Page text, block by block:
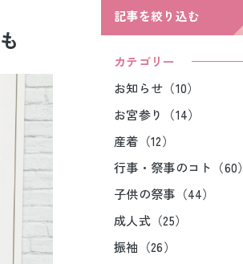
記事を絞り込む
カテゴリー
お知らせ（10）
お宮参り（14）
産着（12）
行事・祭事のコト（60）
子供の祭事（44）
成人式（25）
振袖（26）